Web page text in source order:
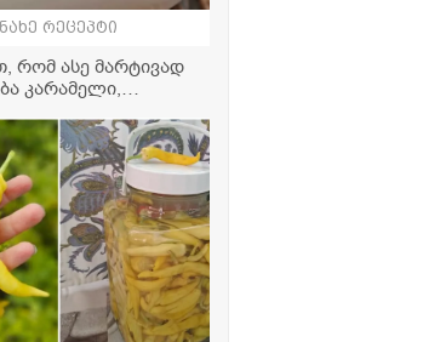
რეცეპტი
რომ ასე მარტივად
კარამელი,
- ვიდეორეცეპტი